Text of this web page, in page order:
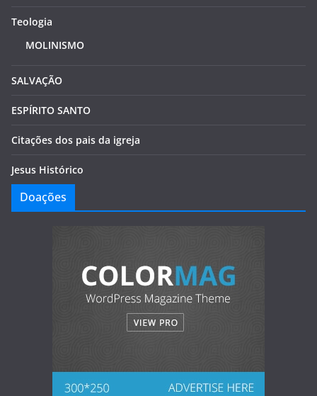
Teologia
MOLINISMO
SALVAÇÃO
ESPÍRITO SANTO
Citações dos pais da igreja
Jesus Histórico
Doações